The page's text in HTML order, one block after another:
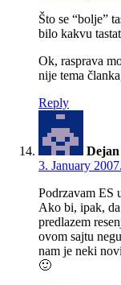
Što se “bolje”
bilo kakvu
Ok, rasprava
nije tema
Reply
Dejan
3. January
Podrzavam ES
Ako bi, ipak, da
predlazem
ovom sajtu
nam je neki
🙂